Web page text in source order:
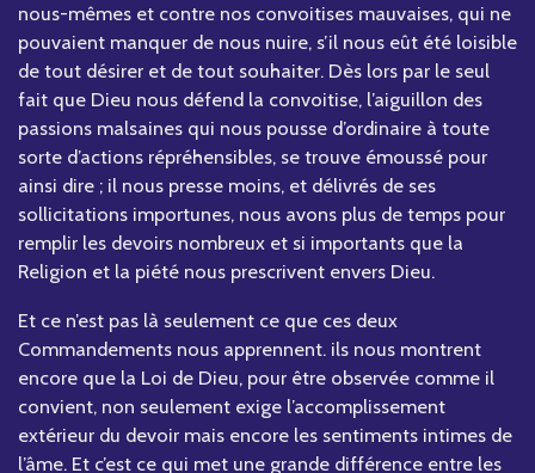
nous-mêmes et contre nos convoitises mauvaises, qui ne
pouvaient manquer de nous nuire, s’il nous eût été loisible
de tout désirer et de tout souhaiter. Dès lors par le seul
fait que Dieu nous défend la convoitise, l’aiguillon des
passions malsaines qui nous pousse d’ordinaire à toute
sorte d’actions répréhensibles, se trouve émoussé pour
ainsi dire ; il nous presse moins, et délivrés de ses
sollicitations importunes, nous avons plus de temps pour
remplir les devoirs nombreux et si importants que la
Religion et la piété nous prescrivent envers Dieu.
Et ce n’est pas là seulement ce que ces deux
Commandements nous apprennent. ils nous montrent
encore que la Loi de Dieu, pour être observée comme il
convient, non seulement exige l’accomplissement
extérieur du devoir mais encore les sentiments intimes de
l’âme. Et c’est ce qui met une grande différence entre les